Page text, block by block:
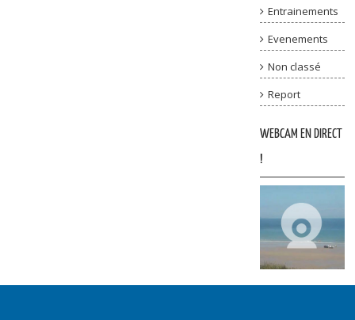
Entrainements
Evenements
Non classé
Report
WEBCAM EN DIRECT
!